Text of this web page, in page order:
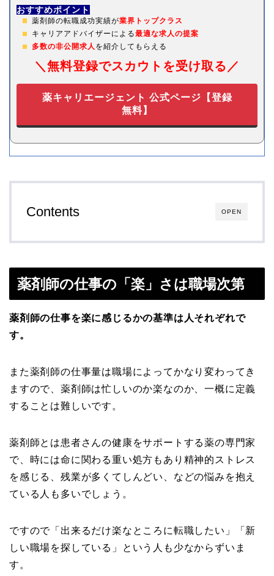
おすすめポイント
薬剤師の転職成功実績が業界トップクラス
キャリアアドバイザーによる最適な求人の提案
多数の非公開求人 を紹介してもらえる
＼無料登録でスカウトを受け取る／
薬キャリエージェント 公式ページ【登録
無料】
OPEN
Contents
薬剤師の仕事の「楽」さは職場次第
薬剤師の仕事を楽に感じるかの基準は人それぞれで
す。
また薬剤師の仕事量は職場によってかなり変わってき
ますので、薬剤師は忙しいのか楽なのか、一概に定義
することは難しいです。
薬剤師とは患者さんの健康をサポートする薬の専門家
で、時には命に関わる重い処方もあり精神的ストレス
を感じる、残業が多くてしんどい、などの悩みを抱え
ている人も多いでしょう。
ですので「出来るだけ楽なところに転職したい」「新
しい職場を探している」という人も少なからずいま
す。